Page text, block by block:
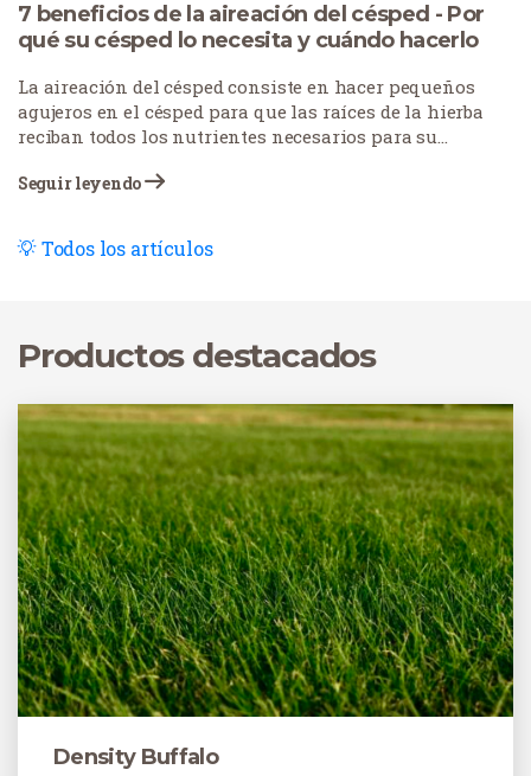
Todos los artículos
7 beneficios de la aireación del césped - Por
qué su césped lo necesita y cuándo hacerlo
La aireación del césped consiste en hacer pequeños
agujeros en el césped para que las raíces de la hierba
reciban todos los nutrientes necesarios para su
menudo descuidada, desempeña un papel vital en el
fincas realizan cada vez más esta tarea en una época
concreta del año para obtener los mejores resultados.
Seguir leyendo
Productos destacados
Density Buffalo